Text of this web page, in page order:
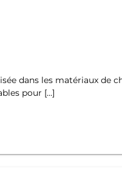
dans les matériaux
pour […]